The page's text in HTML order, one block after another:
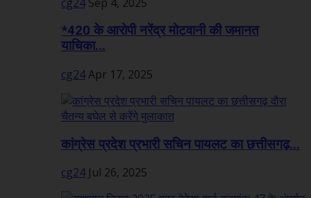
*420 के आरोपी नरेंद्र मोटवानी की जमानत
याचिका...
cg24Apr 17, 2025
कांग्रेस प्रदेश प्रभारी सचिन पायलट का छत्तीसगढ़...
cg24 Jul 26, 2025